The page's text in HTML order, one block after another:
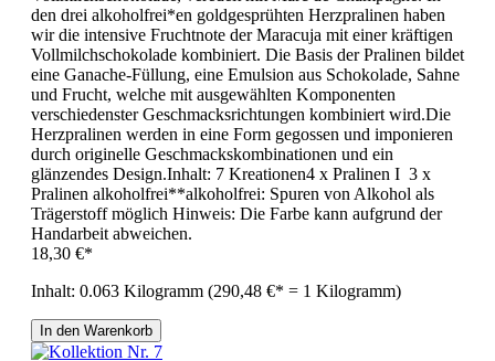
den drei alkoholfrei*en goldgesprühten Herzpralinen haben
wir die intensive Fruchtnote der Maracuja mit einer kräftigen
Vollmilchschokolade kombiniert. Die Basis der Pralinen bildet
eine Ganache-Füllung, eine Emulsion aus Schokolade, Sahne
und Frucht, welche mit ausgewählten Komponenten
verschiedenster Geschmacksrichtungen kombiniert wird.Die
Herzpralinen werden in eine Form gegossen und imponieren
durch originelle Geschmackskombinationen und ein
glänzendes Design.Inhalt: 7 Kreationen4 x Pralinen I 3 x
Pralinen alkoholfrei**alkoholfrei: Spuren von Alkohol als
Trägerstoff möglich Hinweis: Die Farbe kann aufgrund der
Handarbeit abweichen.
18,30 €*
Inhalt: 0.063 Kilogramm (290,48 €* = 1 Kilogramm)
In den Warenkorb